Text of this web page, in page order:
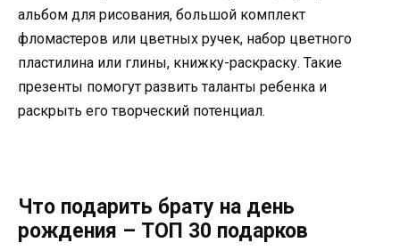
альбом для рисования, большой комплект
фломастеров или цветных ручек, набор цветного
пластилина или глины, книжку-раскраску. Такие
презенты помогут развить таланты ребенка и
раскрыть его творческий потенциал.
Что подарить брату на день
рождения – ТОП 30 подарков